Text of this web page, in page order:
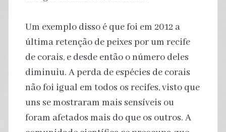
Um exemplo disso é que foi em 2012 a
última retenção de peixes por um recife
de corais, e desde então o número deles
diminuiu. A perda de espécies de corais
não foi igual em todos os recifes, visto que
uns se mostraram mais sensíveis ou
foram afetados mais do que os outros. A